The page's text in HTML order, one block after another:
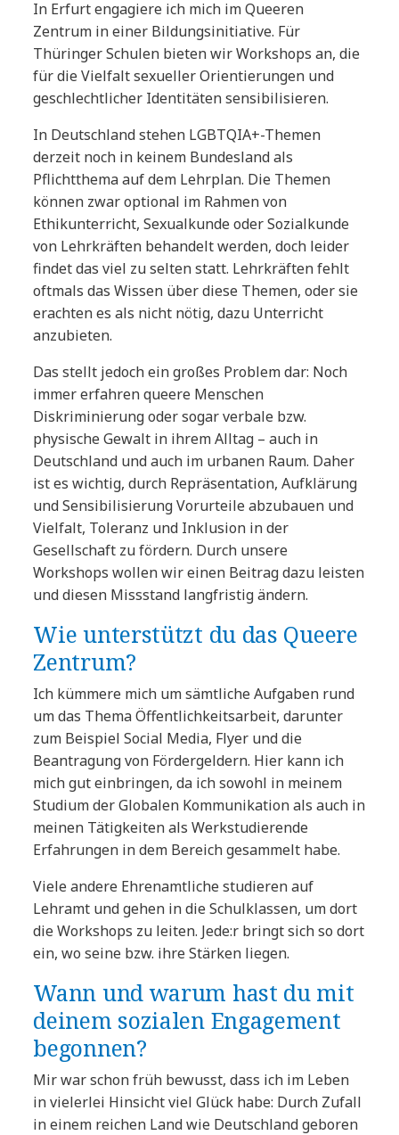
In Erfurt engagiere ich mich im Queeren
Zentrum in einer Bildungsinitiative. Für
Thüringer Schulen bieten wir Workshops an, die
für die Vielfalt sexueller Orientierungen und
geschlechtlicher Identitäten sensibilisieren.
In Deutschland stehen LGBTQIA+-Themen
derzeit noch in keinem Bundesland als
Pflichtthema auf dem Lehrplan. Die Themen
können zwar optional im Rahmen von
Ethikunterricht, Sexualkunde oder Sozialkunde
von Lehrkräften behandelt werden, doch leider
findet das viel zu selten statt. Lehrkräften fehlt
oftmals das Wissen über diese Themen, oder sie
erachten es als nicht nötig, dazu Unterricht
anzubieten.
Das stellt jedoch ein großes Problem dar: Noch
immer erfahren queere Menschen
Diskriminierung oder sogar verbale bzw.
physische Gewalt in ihrem Alltag – auch in
Deutschland und auch im urbanen Raum. Daher
ist es wichtig, durch Repräsentation, Aufklärung
und Sensibilisierung Vorurteile abzubauen und
Vielfalt, Toleranz und Inklusion in der
Gesellschaft zu fördern. Durch unsere
Workshops wollen wir einen Beitrag dazu leisten
und diesen Missstand langfristig ändern.
Wie unterstützt du das Queere
Zentrum?
Ich kümmere mich um sämtliche Aufgaben rund
um das Thema Öffentlichkeitsarbeit, darunter
zum Beispiel Social Media, Flyer und die
Beantragung von Fördergeldern. Hier kann ich
mich gut einbringen, da ich sowohl in meinem
Studium der Globalen Kommunikation als auch in
meinen Tätigkeiten als Werkstudierende
Erfahrungen in dem Bereich gesammelt habe.
Viele andere Ehrenamtliche studieren auf
Lehramt und gehen in die Schulklassen, um dort
die Workshops zu leiten. Jede:r bringt sich so dort
ein, wo seine bzw. ihre Stärken liegen.
Wann und warum hast du mit
deinem sozialen Engagement
begonnen?
Mir war schon früh bewusst, dass ich im Leben
in vielerlei Hinsicht viel Glück habe: Durch Zufall
in einem reichen Land wie Deutschland geboren